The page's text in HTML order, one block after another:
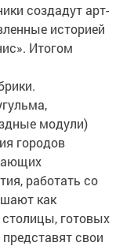
создадут арт-
историей
Итогом
модули)
городов
работать со
как
готовых
свои